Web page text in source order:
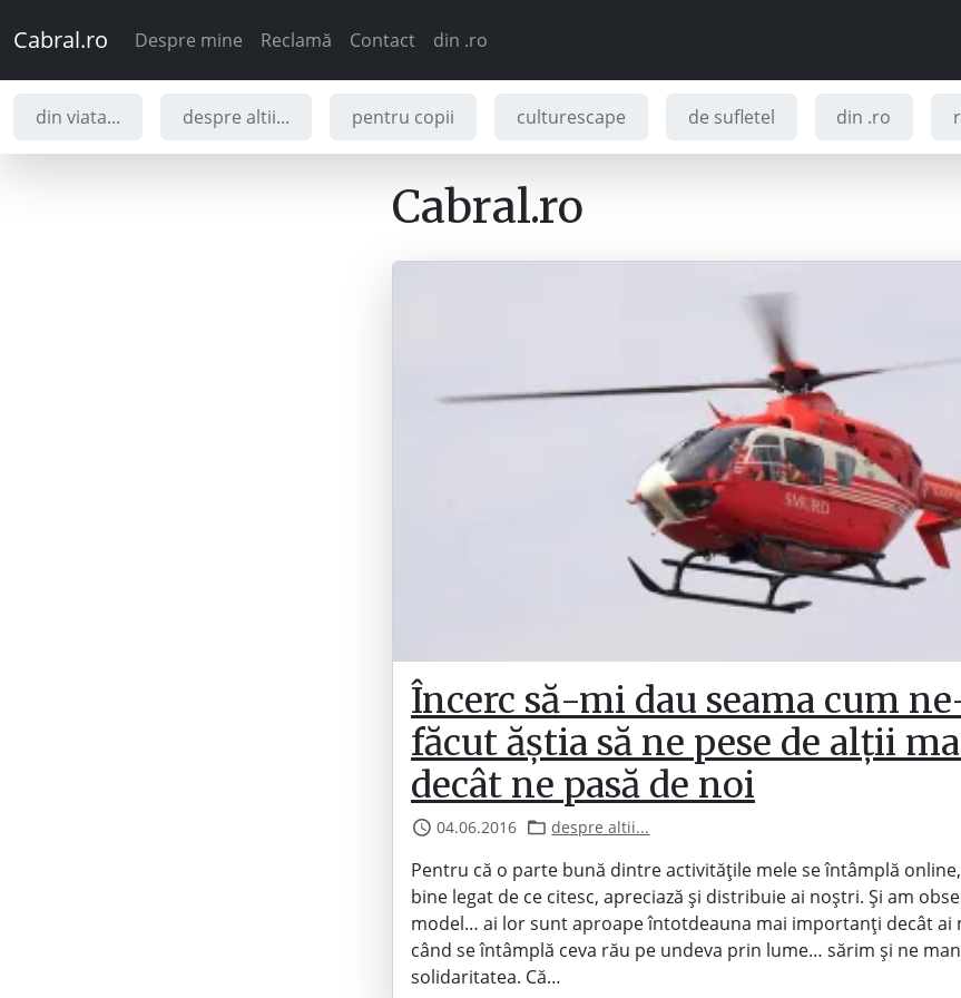
Cabral.ro Despre mine Reclamă Contact din .ro
din viata... despre altii... pentru copii culturescape de sufletel din .ro
Cabral.ro
Încerc să-mi dau seama cum
făcut ăștia să ne pese de alții
decât ne pasă de noi
04.06.2016 despre altii...
Pentru că o parte bună dintre activitățile mele se întâmplă
bine legat de ce citesc, apreciază și distribuie ai noștri. Și am
model… ai lor sunt aproape întotdeauna mai importanți decât ai
când se întâmplă ceva rău pe undeva prin lume… sărim și ne
solidaritatea. Că…